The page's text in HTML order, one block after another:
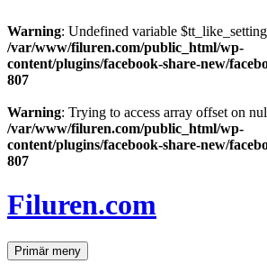
Warning: Undefined variable
/var/www/filuren.com/public_html/wp-
content/plugins/facebook-share-new/
807
Warning: Trying to access array offset on
/var/www/filuren.com/public_html/wp-
content/plugins/facebook-share-new/
807
till
innehåll
Filuren.com
SökPrimär meny